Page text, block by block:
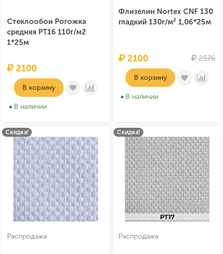
Стеклообои Рогожка
средняя PT16 110г/м2
1*25м
2100
В корзину
В наличии
Флизелин Nortex CNF 130
гладкий 130г/м² 1,06*25м
2100 2576
В корзину
В наличии
Скидка!
Распродажа
Скидка!
Распродажа